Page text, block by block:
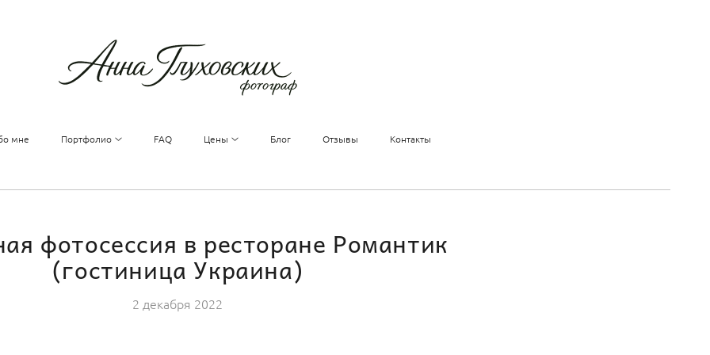
мне Портфолио FAQ Цены Блог Отзывы Контакты
фотосессия в ресторане Романтик
(гостиница Украина)
2 декабря 2022